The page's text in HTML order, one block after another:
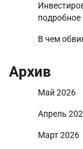
подробное
В чем
Архив
Май 2026
Апрель
Март 2026